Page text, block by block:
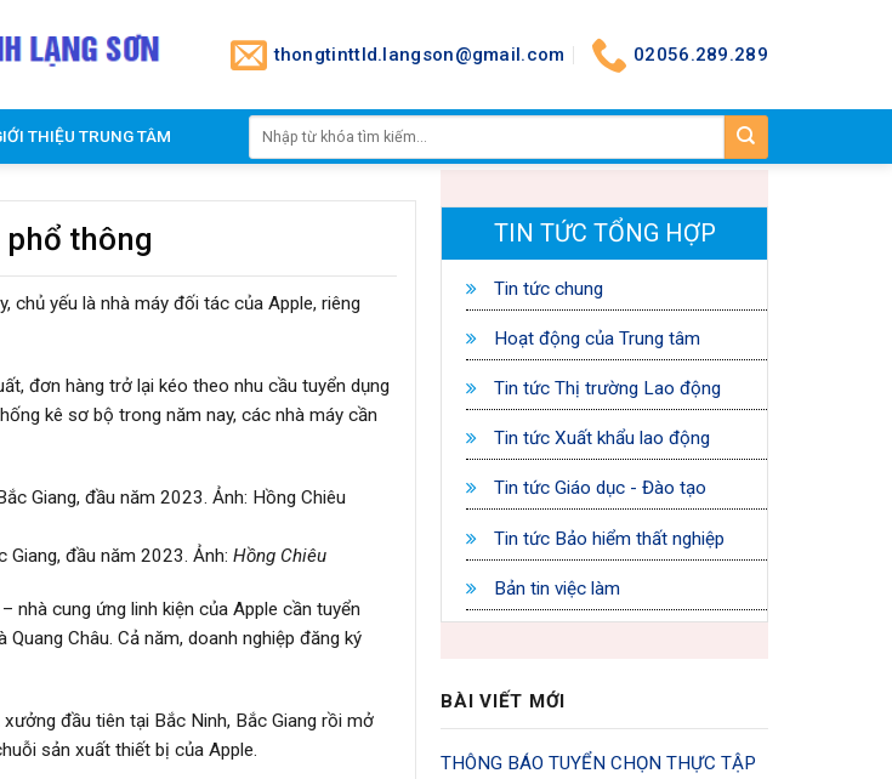
thongtinttld.langson@gmail.com 02056.289.289
THIỆU TRUNG TÂM
phổ thông
chủ yếu là nhà máy đối tác của Apple, riêng
đơn hàng trở lại kéo theo nhu cầu tuyển dụng
kê sơ bộ trong năm nay, các nhà máy cần
đầu năm 2023. Ảnh: Hồng Chiêu
nhà cung ứng linh kiện của Apple cần tuyển
Châu. Cả năm, doanh nghiệp đăng ký
đầu tiên tại Bắc Ninh, Bắc Giang rồi mở
sản xuất thiết bị của Apple.
TIN TỨC TỔNG HỢP
Tin tức chung
Hoạt động của Trung tâm
Tin tức Thị trường Lao động
Tin tức Xuất khẩu lao động
Tin tức Giáo dục - Đào tạo
Tin tức Bảo hiểm thất nghiệp
Bản tin việc làm
BÀI VIẾT MỚI
THÔNG BÁO TUYỂN CHỌN THỰC TẬP